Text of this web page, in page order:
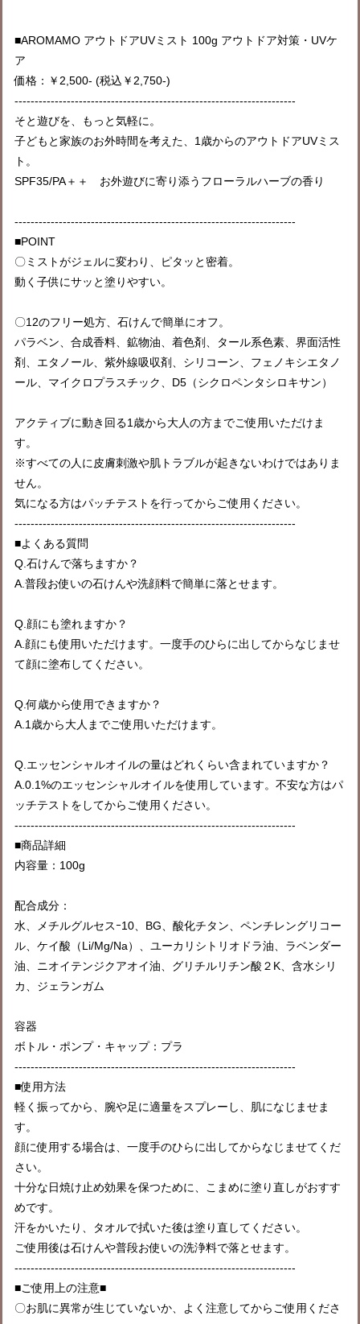
■AROMAMO アウトドアUVミスト 100g アウトドア対策・UVケ
ア
価格：￥2,500- (税込￥2,750-)
----------------------------------------------------------------------
そと遊びを、もっと気軽に。
子どもと家族のお外時間を考えた、1歳からのアウトドアUVミス
ト。
SPF35/PA＋＋ お外遊びに寄り添うフローラルハーブの香り
----------------------------------------------------------------------
■POINT
〇ミストがジェルに変わり、ピタッと密着。
動く子供にサッと塗りやすい。
〇12のフリー処方、石けんで簡単にオフ。
パラベン、合成香料、鉱物油、着色剤、タール系色素、界面活性
剤、エタノール、紫外線吸収剤、シリコーン、フェノキシエタノ
ール、マイクロプラスチック、D5（シクロペンタシロキサン）
アクティブに動き回る1歳から大人の方までご使用いただけま
す。
※すべての人に皮膚刺激や肌トラブルが起きないわけではありま
せん。
気になる方はパッチテストを行ってからご使用ください。
----------------------------------------------------------------------
■よくある質問
Q.石けんで落ちますか？
A.普段お使いの石けんや洗顔料で簡単に落とせます。
Q.顔にも塗れますか？
A.顔にも使用いただけます。一度手のひらに出してからなじませ
て顔に塗布してください。
Q.何歳から使用できますか？
A.1歳から大人までご使用いただけます。
Q.エッセンシャルオイルの量はどれくらい含まれていますか？
A.0.1%のエッセンシャルオイルを使用しています。不安な方はパ
ッチテストをしてからご使用ください。
----------------------------------------------------------------------
■商品詳細
内容量：100g
配合成分：
水、メチルグルセスｰ10、BG、酸化チタン、ペンチレングリコー
ル、ケイ酸（Li/Mg/Na）、ユーカリシトリオドラ油、ラベンダー
油、ニオイテンジクアオイ油、グリチルリチン酸２K、含水シリ
カ、ジェランガム
容器
ボトル・ポンプ・キャップ：プラ
----------------------------------------------------------------------
■使用方法
軽く振ってから、腕や足に適量をスプレーし、肌になじませま
す。
顔に使用する場合は、一度手のひらに出してからなじませてくだ
さい。
十分な日焼け止め効果を保つために、こまめに塗り直しがおすす
めです。
汗をかいたり、タオルで拭いた後は塗り直してください。
ご使用後は石けんや普段お使いの洗浄料で落とせます。
----------------------------------------------------------------------
■ご使用上の注意■
〇お肌に異常が生じていないか、よく注意してからご使用くださ